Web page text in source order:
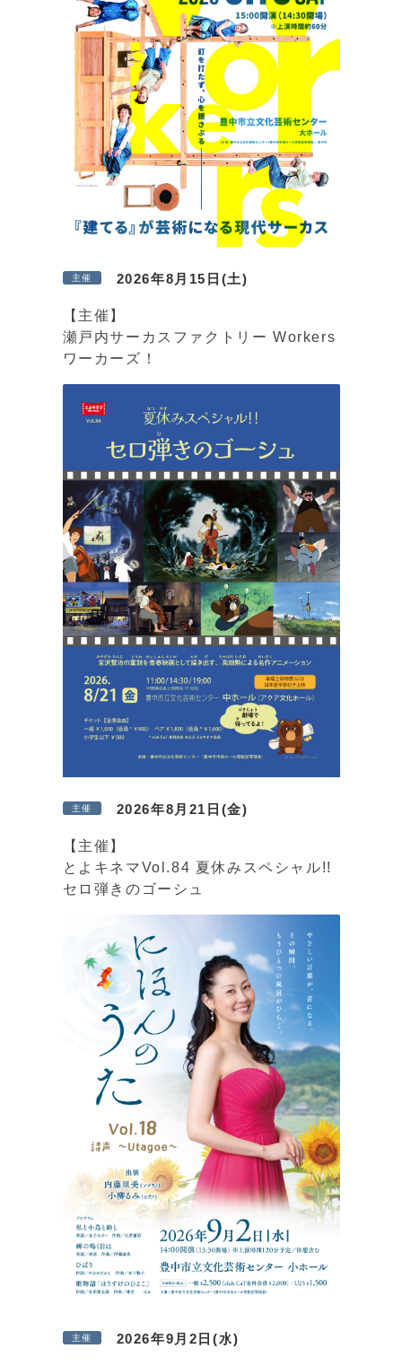
2026年8月15日(土)
主催
【主催】
瀬戸内サーカスファクトリー Workers
ワーカーズ！
2026年8月21日(金)
主催
【主催】
とよキネマVol.84 夏休みスペシャル!!
セロ弾きのゴーシュ
2026年9月2日(水)
主催